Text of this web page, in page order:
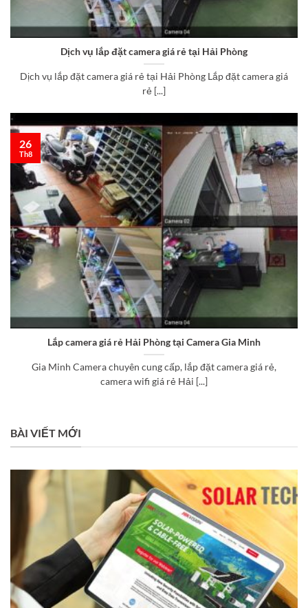
Dịch vụ lắp đặt camera giá rẻ tại Hải Phòng
Dịch vụ lắp đặt camera giá rẻ tại Hải Phòng Lắp đặt camera giá
rẻ [...]
Lắp camera giá rẻ Hải Phòng tại Camera Gia Minh
Gia Minh Camera chuyên cung cấp, lắp đặt camera giá rẻ,
camera wifi giá rẻ Hải [...]
26
Th8
BÀI VIẾT MỚI